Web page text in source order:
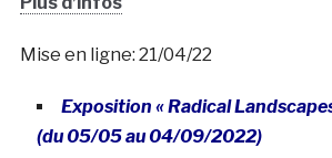
Mise en ligne: 21/04/22
Exposition « Radical
(du 05/05 au 04/09/2022)